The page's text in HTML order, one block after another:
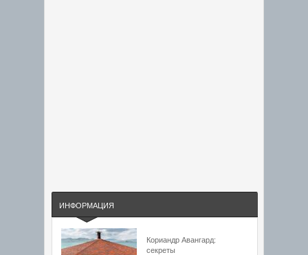
ИНФОРМАЦИЯ
Кориандр Авангард:
секреты